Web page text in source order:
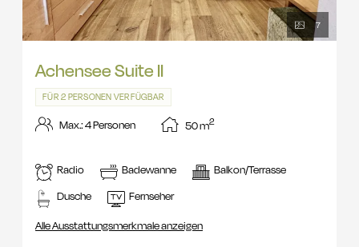
7
Achensee Suite II
FÜR 2 PERSONEN VERFÜGBAR
Max.: 4 Personen 50m2
Radio Badewanne Balkon/Terrasse
Dusche Fernseher
Alle Ausstattungsmerkmale anzeigen